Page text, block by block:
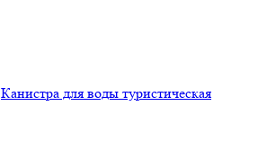
Канистра для воды туристическая